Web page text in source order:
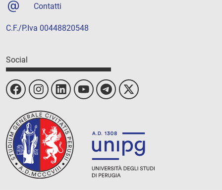
Contatti
C.F./P.Iva 00448820548
Social